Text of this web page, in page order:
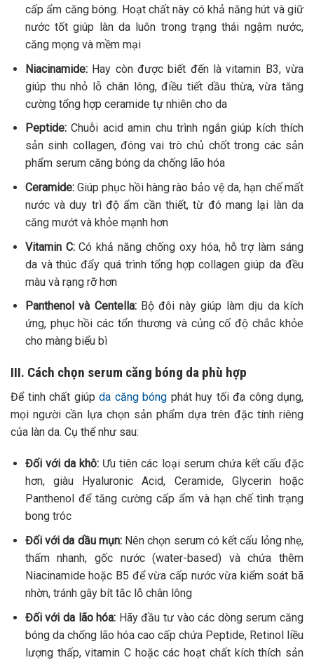
cấp ẩm căng bóng. Hoạt chất này có khả năng hút và giữ
nước tốt giúp làn da luôn trong trạng thái ngậm nước,
căng mọng và mềm mại
Niacinamide: Hay còn được biết đến là vitamin B3, vừa
giúp thu nhỏ lỗ chân lông, điều tiết dầu thừa, vừa tăng
cường tổng hợp ceramide tự nhiên cho da
Peptide:Chuỗi acid amin chu trình ngắn giúp kích thích
sản sinh collagen, đóng vai trò chủ chốt trong các sản
phẩm serum căng bóng da chống lão hóa
Ceramide:Giúp phục hồi hàng rào bảo vệ da, hạn chế mất
nước và duy trì độ ẩm cần thiết, từ đó mang lại làn da
căng mướt và khỏe mạnh hơn
Vitamin C:Có khả năng chống oxy hóa, hỗ trợ làm sáng
da và thúc đẩy quá trình tổng hợp collagen giúp da đều
màu và rạng rỡ hơn
Panthenol và Centella: Bộ đôi này giúp làm dịu da kích
ứng, phục hồi các tổn thương và củng cố độ chắc khỏe
cho màng biểu bì
III. Cách chọn serum căng bóng da phù hợp
Để tinh chất giúp da căng bóng phát huy tối đa công dụng,
mọi người cần lựa chọn sản phẩm dựa trên đặc tính riêng
của làn da. Cụ thể như sau:
Đối với da khô: Ưu tiên các loại serum chứa kết cấu đặc
hơn, giàu Hyaluronic Acid, Ceramide, Glycerin hoặc
Panthenol để tăng cường cấp ẩm và hạn chế tình trạng
bong tróc
Đối với da dầu mụn:Nên chọn serum có kết cấu lỏng nhẹ,
thấm nhanh, gốc nước (water-based) và chứa thêm
Niacinamide hoặc B5 để vừa cấp nước vừa kiểm soát bã
nhờn, tránh gây bít tắc lỗ chân lông
Đối với da lão hóa: Hãy đầu tư vào các dòng serum căng
bóng da chống lão hóa cao cấp chứa Peptide, Retinol liều
lượng thấp, vitamin C hoặc các hoạt chất kích thích sản